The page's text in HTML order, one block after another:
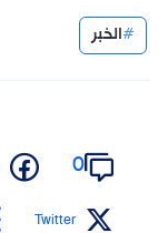
الخبر
0
Twitter